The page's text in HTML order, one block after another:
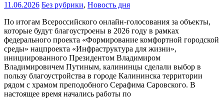
11.06.2026 Без рубрики, Новость дня
По итогам Всероссийского онлайн-голосования за объекты,
которые будут благоустроены в 2026 году в рамках
федерального проекта «Формирование комфортной городской
среды» нацпроекта «Инфраструктура для жизни»,
инициированного Президентом Владимиром
Владимировичем Путиным, калининцы сделали выбор в
пользу благоустройства в городе Калининска территории
рядом с храмом преподобного Серафима Саровского. В
настоящее время начались работы по